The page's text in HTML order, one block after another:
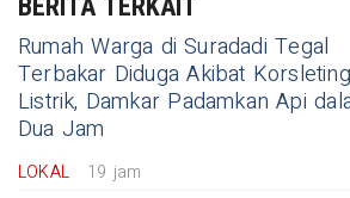
BERITA TERKAIT
Rumah Warga di Suradadi Tegal
Terbakar Diduga Akibat Korsleting
Listrik, Damkar Padamkan Api
Dua Jam
LOKAL 19 jam